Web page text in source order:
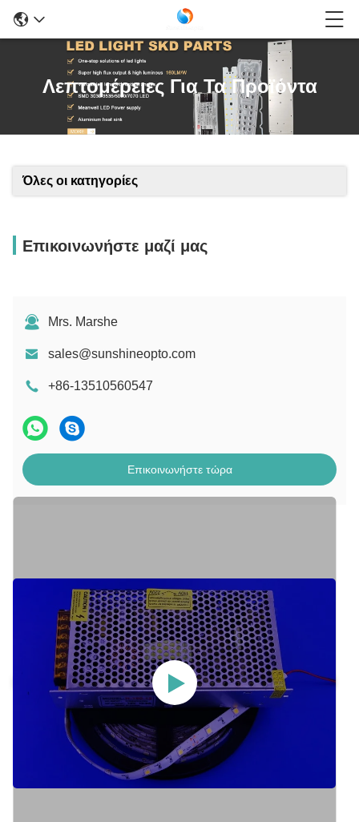
Λεπτομέρειες Για Τα Προϊόντα
Όλες οι κατηγορίες
Επικοινωνήστε μαζί μας
Mrs. Marshe
sales@sunshineopto.com
+86-13510560547
Επικοινωνήστε τώρα